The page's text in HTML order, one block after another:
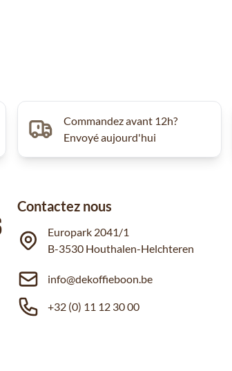
Commandez avant 12h?
Envoyé aujourd'hui
Contactez nous
Europark 2041/1
B-3530 Houthalen-Helchteren
info@dekoffieboon.be
+32 (0) 11 12 30 00